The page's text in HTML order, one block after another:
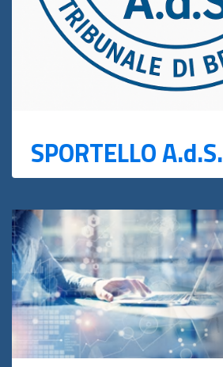
SPORTELLO A.d.S.